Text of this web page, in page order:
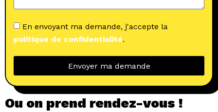
En envoyant ma demande, j'accepte la
politique de confidentialité.
Envoyer ma demande
Ou on prend rendez-vous !